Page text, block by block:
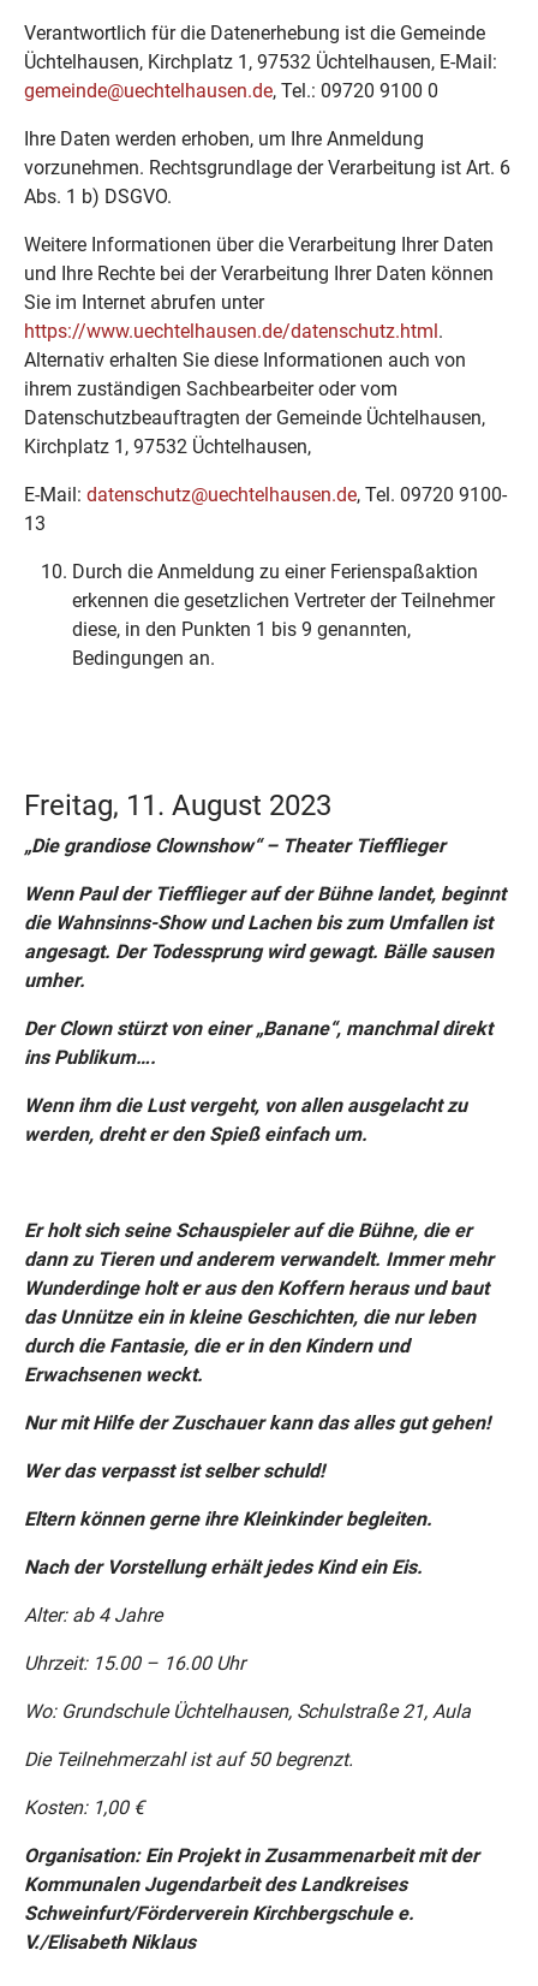
Verantwortlich für die Datenerhebung ist die Gemeinde
Üchtelhausen, Kirchplatz 1, 97532 Üchtelhausen, E-Mail:
gemeinde@uechtelhausen.de, Tel.: 09720 9100 0
Ihre Daten werden erhoben, um Ihre Anmeldung
vorzunehmen. Rechtsgrundlage der Verarbeitung ist Art. 6
Abs. 1 b) DSGVO.
Weitere Informationen über die Verarbeitung Ihrer Daten
und Ihre Rechte bei der Verarbeitung Ihrer Daten können
Sie im Internet abrufen unter
https://www.uechtelhausen.de/datenschutz.html.
Alternativ erhalten Sie diese Informationen auch von
ihrem zuständigen Sachbearbeiter oder vom
Datenschutzbeauftragten der Gemeinde Üchtelhausen,
Kirchplatz 1, 97532 Üchtelhausen,
E-Mail: datenschutz@uechtelhausen.de, Tel. 09720 9100-
13
Durch die Anmeldung zu einer Ferienspaßaktion
erkennen die gesetzlichen Vertreter der Teilnehmer
diese, in den Punkten 1 bis 9 genannten,
Bedingungen an.
Freitag, 11. August 2023
„Die grandiose Clownshow“ – Theater Tiefflieger
Wenn Paul der Tiefflieger auf der Bühne landet, beginnt
die Wahnsinns-Show und Lachen bis zum Umfallen ist
angesagt. Der Todessprung wird gewagt. Bälle sausen
umher.
Der Clown stürzt von einer „Banane“, manchmal direkt
ins Publikum….
Wenn ihm die Lust vergeht, von allen ausgelacht zu
werden, dreht er den Spieß einfach um.
Er holt sich seine Schauspieler auf die Bühne, die er
dann zu Tieren und anderem verwandelt. Immer mehr
Wunderdinge holt er aus den Koffern heraus und baut
das Unnütze ein in kleine Geschichten, die nur leben
durch die Fantasie, die er in den Kindern und
Erwachsenen weckt.
Nur mit Hilfe der Zuschauer kann das alles gut gehen!
Wer das verpasst ist selber schuld!
Eltern können gerne ihre Kleinkinder begleiten.
Nach der Vorstellung erhält jedes Kind ein Eis.
Alter: ab 4 Jahre
Uhrzeit: 15.00 – 16.00 Uhr
Wo: Grundschule Üchtelhausen, Schulstraße 21, Aula
Die Teilnehmerzahl ist auf 50 begrenzt.
Kosten: 1,00 €
Organisation: Ein Projekt in Zusammenarbeit mit der
Kommunalen Jugendarbeit des Landkreises
Schweinfurt/Förderverein Kirchbergschule e.
V./Elisabeth Niklaus